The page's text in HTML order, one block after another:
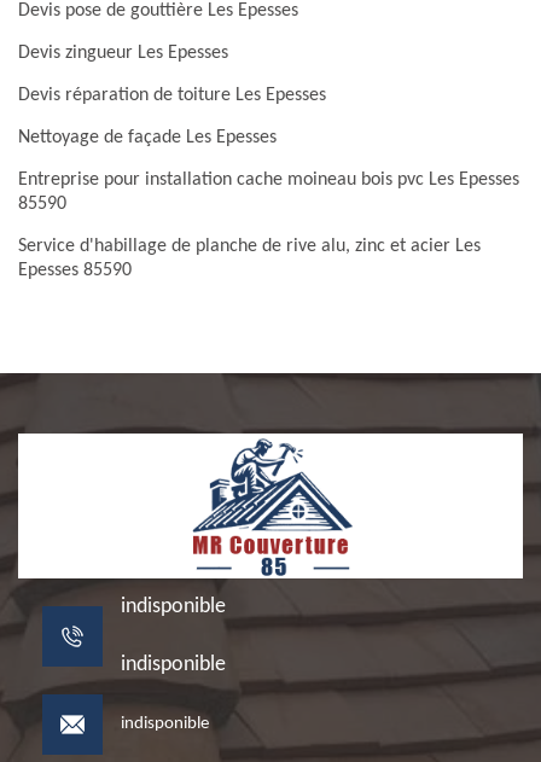
Devis pose de gouttière Les Epesses
Devis zingueur Les Epesses
Devis réparation de toiture Les Epesses
Nettoyage de façade Les Epesses
Entreprise pour installation cache moineau bois pvc Les Epesses
85590
Service d'habillage de planche de rive alu, zinc et acier Les
Epesses 85590
indisponible
indisponible
indisponible